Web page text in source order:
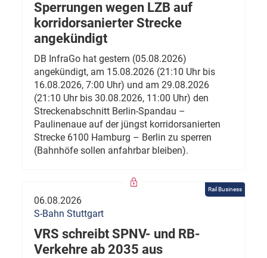
Sperrungen wegen LZB auf
korridorsanierter Strecke
angekündigt
DB InfraGo hat gestern (05.08.2026)
angekündigt, am 15.08.2026 (21:10 Uhr bis
16.08.2026, 7:00 Uhr) und am 29.08.2026
(21:10 Uhr bis 30.08.2026, 11:00 Uhr) den
Streckenabschnitt Berlin-Spandau –
Paulinenaue auf der jüngst korridorsanierten
Strecke 6100 Hamburg – Berlin zu sperren
(Bahnhöfe sollen anfahrbar bleiben).
Rail Business
06.08.2026
S-Bahn Stuttgart
VRS schreibt SPNV- und RB-
Verkehre ab 2035 aus